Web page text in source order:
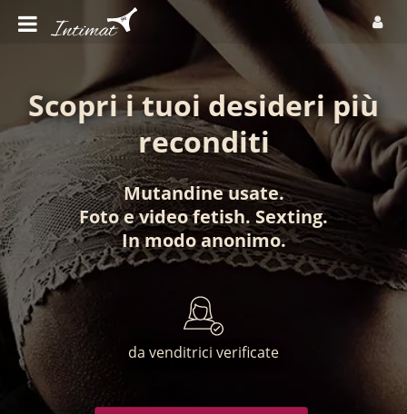
Scopri i tuoi desideri più
reconditi
Mutandine usate.
Fotoevideo fetish. Sexting.
In modo anonimo.
da venditrici verificate